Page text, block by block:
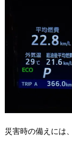
災害時の備えには